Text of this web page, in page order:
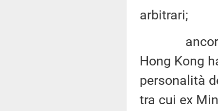
arbitrari;
ancora in
Hong Kong
personalità
tra cui ex